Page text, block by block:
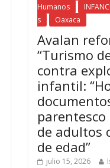
Humanos
s
Oaxaca
Avalan
“Turismo
contra
infantil:
de adultos
de edad”
julio 15, 2026